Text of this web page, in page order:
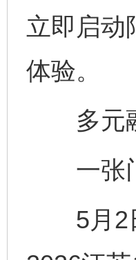
立即启动
体验。
多元融
一张门
5月2日